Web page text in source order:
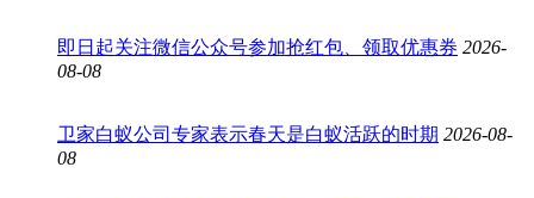
即日起关注微信公众号参加抢红包、领取优惠券 2026-
08-08
卫家白蚁公司专家表示春天是白蚁活跃的时期 2026-08-
08